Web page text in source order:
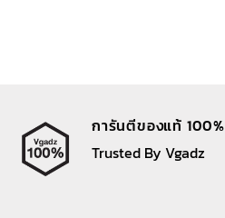
การันตีของแท้ 100%
Trusted By Vgadz